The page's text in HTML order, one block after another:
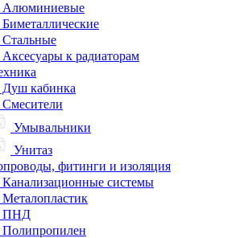
Алюминиевые
Биметаллические
Стальные
Аксесуары к радиаторам
Душ кабинка
Смесители
Умывальники
Унитаз
фитинги и изоляция
Канализационные системы
Металопластик
ПНД
Полипропилен